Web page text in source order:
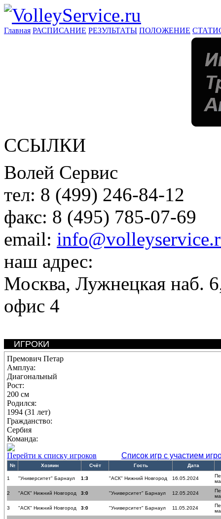
Главная РАСПИСАНИЕ РЕЗУЛЬТАТЫ ПОЛОЖЕНИЕ
ССЫЛКИ
Волей Сервис
тел: 8 (499) 246-84-12
факс: 8 (495) 785-07-69
email:
наш адрес:
Москва, Лужнецкая наб.
офис 4
ИГРОКИ
Премович Петар
Амплуа:
Диагональный
Рост:
200 см
Родился:
1994 (31 лет)
Гражданство:
Сербия
Команда:
Перейти к списку игроков
Список игр с участием
№ Хозяин Счёт Гость Дата
1 "Университет" Барнаул 1:3 "АСК" Нижний Новгород 16.05.2024
2 "АСК" Нижний Новгород 3:0 "Университет" Барнаул 12.05.2024
3 "АСК" Нижний Новгород 3:0 "Университет" Барнаул 11.05.2024